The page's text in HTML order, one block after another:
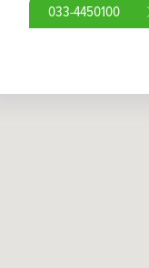
033-4450100